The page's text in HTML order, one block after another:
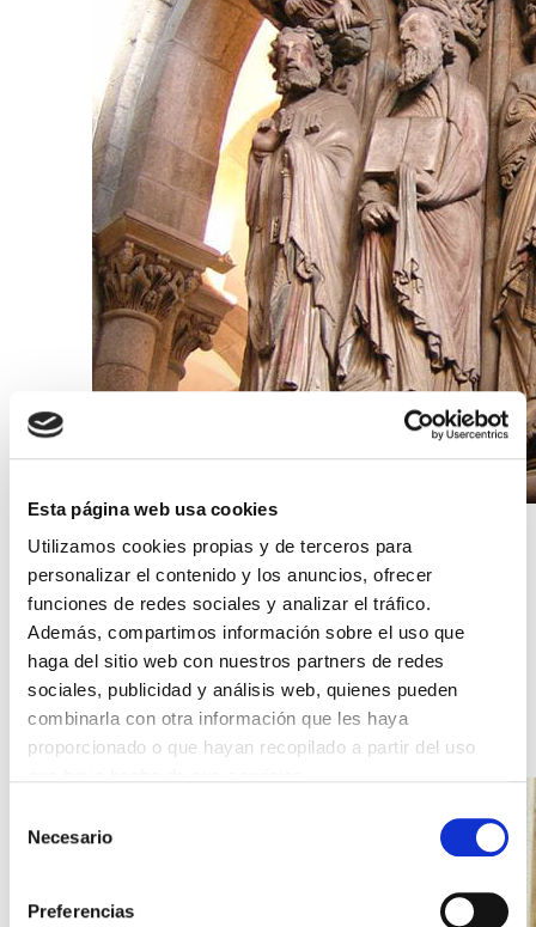
Esta página web usa cookies
Utilizamos cookies propias y de terceros para
personalizar el contenido y los anuncios, ofrecer
funciones de redes sociales y analizar el tráfico.
Además, compartimos información sobre el uso que
haga del sitio web con nuestros partners de redes
sociales, publicidad y análisis web, quienes pueden
combinarla con otra información que les haya
proporcionado o que hayan recopilado a partir del uso
Necesario
Preferencias
El Pórtico de la Gloria de
Santigo de Compostela
LEER NOTICIA